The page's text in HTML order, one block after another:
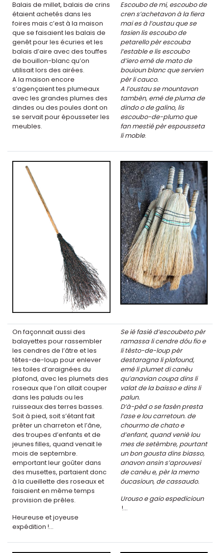
Balais de millet, balais de crins
étaient achetés dans les
foires mais c’est à la maison
que se faisaient les balais de
genêt pour les écuries et les
balais d’aire avec des touffes
de bouillon-blanc qu’on
utilisait lors des airées.
A la maison encore
s’agençaient tes plumeaux
avec les grandes plumes des
dindes ou des poules dont on
se servait pour épousseter les
meubles.
Escoubo de mi, escoubo de
cren s’achetavon à la fiera
mai es à l’oustau que se
fasien lis escoubo de
petarello pèr escouba
l’estable e lis escoubo
d’iero emé de mato de
bouioun blanc que servien
pèr li cauco.
A l’oustau se mountavon
tambèn, emé de pluma de
dindo o de galino, lis
escoubo-de-plumo que
fan mestié pèr espousseta
li moble.
On façonnait aussi des
balayettes pour rassembler
les cendres de l’âtre et les
têtes-de-loup pour enlever
les toiles d’araignées du
plafond, avec les plumets des
roseaux que l’on allait couper
dans les paluds ou les
ruisseaux des terres basses.
Soit à pied, soit s’étant fait
prêter un charreton et l’âne,
des troupes d’enfants et de
jeunes filles, quand venait le
mois de septembre.
emportant leur goûter dans
des musettes, partaient donc
à la cueillette des roseaux et
faisaient en même temps
provision de prêles.
Heureuse et joyeuse
expédition !...
Se ié fasié d’escoubeto pèr
ramassa li cendre dóu fio e
li tèsto-de-loup pèr
destaragna li plafound,
emé li plumet di canèu
qu’anavian coupa dins li
valat de la baisso e dins li
palun.
D’à-pèd o se fasèn presta
l’ase e lou carretoun. de
chourmo de chato e
d’enfant, quand veniè lou
mes de setèmbre, pourtant
un bon gousta dins biasso,
anavon ansin s’aprouvesi
de canèu e, pèr la memo
óucasioun, de cassaudo.
Urouso e gaio espedicioun
!...